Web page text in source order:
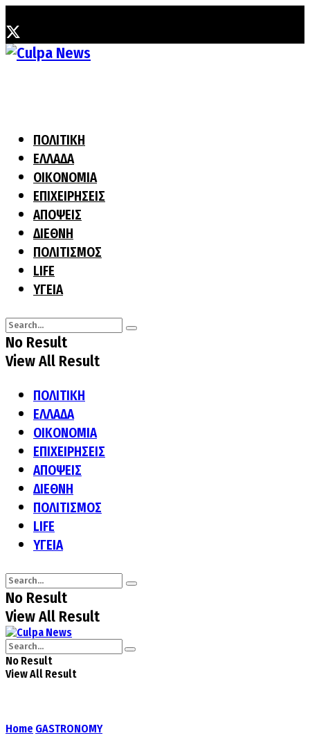
ΠΟΛΙΤΙΚΗ
ΕΛΛΑΔΑ
ΟΙΚΟΝΟΜΙΑ
ΕΠΙΧΕΙΡΗΣΕΙΣ
ΑΠΟΨΕΙΣ
ΔΙΕΘΝΗ
ΠΟΛΙΤΙΣΜΟΣ
LIFE
ΥΓΕΙΑ
No Result
View All Result
ΠΟΛΙΤΙΚΗ
ΕΛΛΑΔΑ
ΟΙΚΟΝΟΜΙΑ
ΕΠΙΧΕΙΡΗΣΕΙΣ
ΑΠΟΨΕΙΣ
ΔΙΕΘΝΗ
ΠΟΛΙΤΙΣΜΟΣ
LIFE
ΥΓΕΙΑ
No Result
View All Result
No Result
View All Result
Home GASTRONOMY